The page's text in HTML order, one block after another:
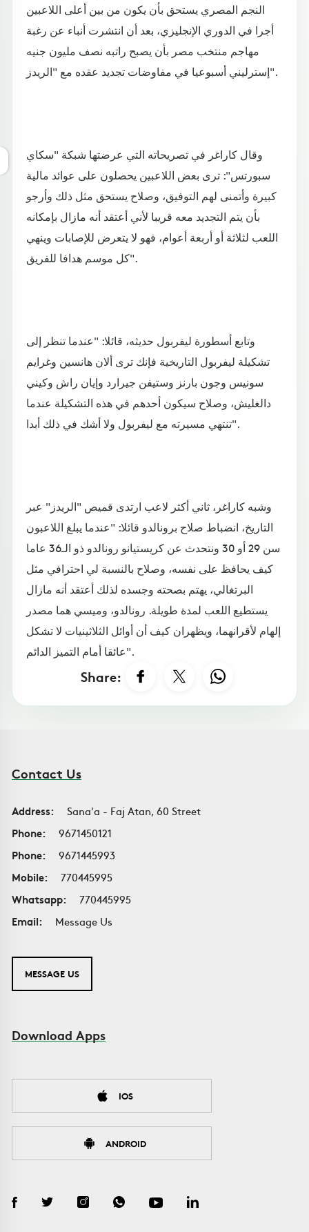
النجم المصري يستحق بأن يكون من بين أعلى اللاعبين
أجرا في الدوري الإنجليزي، بعد أن انتشرت أنباء عن رغبة
مهاجم منتخب مصر بأن يصبح راتبه نصف مليون جنيه
إسترليني أسبوعيا في مفاوضات تجديد عقده مع "الريدز".
وقال كاراغر في تصريحاته التي عرضتها شبكة "سكاي
سبورتس": ترى بعض اللاعبين يحصلون على عوائد مالية
كبيرة وأتمنى لهم التوفيق، وصلاح يستحق مثل ذلك وأرجو
بأن يتم التجديد معه قريبا لأني أعتقد أنه مازال بإمكانه
اللعب لثلاثة أو أربعة أعوام، فهو لا يتعرض للإصابات وينهي
كل موسم هدافا للفريق".
وتابع أسطورة ليفربول حديثه، قائلا: "عندما تنظر إلى
تشكيلة ليفربول التاريخية فإنك ترى ألان هانسين وغرايم
سونيس وجون بارنز وستيفن جيرارد وإيان راش وكيني
دالغليش، وصلاح سيكون أحدهم في هذه التشكيلة عندما
تنتهي مسيرته مع ليفربول ولا أشك في ذلك أبدا".
وشبه كاراغر، ثاني أكثر لاعب ارتدى قميص "الريدز" عبر
التاريخ، انضباط صلاح برونالدو قائلا: "عندما يبلغ اللاعبون
سن 29 أو 30 ونتحدث عن كريستيانو رونالدو ذو الـ36 عاما
كيف يحافظ على نفسه، وصلاح بالنسبة لي احترافي مثل
البرتغالي، يهتم بصحته وجسده لذلك أعتقد أنه مازال
يستطيع اللعب لمدة طويلة. رونالدو، وميسي هما مصدر
إلهام لأقرانهما، ويظهران كيف أن أوائل الثلاثينيات لا تشكل
عائقا أمام التميز الدائم".
Share:
Contact Us
Address:
Sana'a - Faj Atan, 60 Street
Phone:
9671450121
Phone:
9671445993
Mobile:
770445995
Whatsapp:
770445995
Email:
Message Us
MESSAGE US
Download Apps
IOS
ANDROID